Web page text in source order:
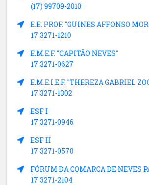
(17) 99709-2010
E.E. PROF. "GUINES AFFONSO
17 3271-1210
E.M.E.F. "CAPITÃO NEVES"
17 3271-0627
E.M.E.I.E.F. "THEREZA GABRIEL
17 3271-1302
ESF I
17 3271-0946
ESF II
17 3271-0570
FÓRUM DA COMARCA DE NEVES
17 3271-2104